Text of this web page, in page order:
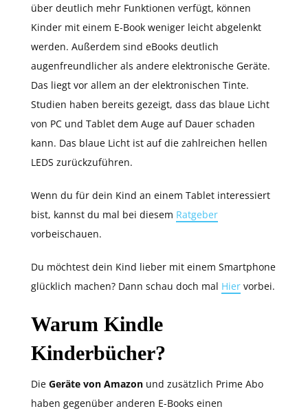
über deutlich mehr Funktionen verfügt, können
Kinder mit einem E-Book weniger leicht abgelenkt
werden. Außerdem sind eBooks deutlich
augenfreundlicher als andere elektronische Geräte.
Das liegt vor allem an der elektronischen Tinte.
Studien haben bereits gezeigt, dass das blaue Licht
von PC und Tablet dem Auge auf Dauer schaden
kann. Das blaue Licht ist auf die zahlreichen hellen
LEDS zurückzuführen.
Wenn du für dein Kind an einem Tablet interessiert
bist, kannst du mal bei diesem Ratgeber
vorbeischauen.
Du möchtest dein Kind lieber mit einem Smartphone
glücklich machen? Dann schau doch mal Hier vorbei.
Warum Kindle
Kinderbücher?
Die Geräte von Amazon und zusätzlich Prime Abo
haben gegenüber anderen E-Books einen